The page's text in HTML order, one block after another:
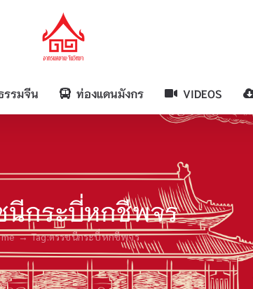
รรมจีน ท่องแดนมังกร VIDEOS
นีกระบี่หกชีพจร
Tag:ดรรชนีกระบี่หกชีพจร